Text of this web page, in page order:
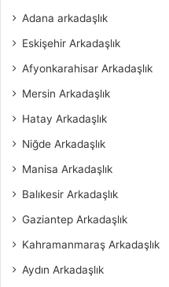
Adana arkadaşlık
Eskişehir Arkadaşlık
Afyonkarahisar Arkadaşlık
Mersin Arkadaşlık
Hatay Arkadaşlık
Niğde Arkadaşlık
Manisa Arkadaşlık
Balıkesir Arkadaşlık
Gaziantep Arkadaşlık
Kahramanmaraş Arkadaşlık
Aydın Arkadaşlık